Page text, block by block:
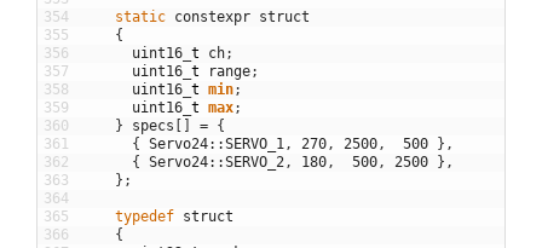
354
355
356
357
358
359
360
361
362
363
364
365
366
static constexpr struct
{
uint16 t ch;
uint16 t range;
uint16 t min;
uint16 t max;
}
specs = {
{
Servo24::SERVO_1, 270, 2500, 500 } ,
{
Servo24::SERVO_2, 180, 500, 2500 } ,
} ;
typedef struct
{